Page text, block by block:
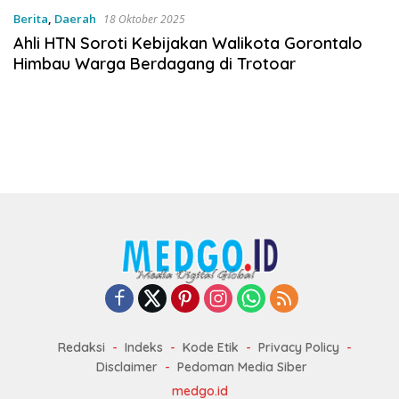
Berita, Daerah 18 Oktober 2025
Ahli HTN Soroti Kebijakan Walikota Gorontalo
Himbau Warga Berdagang di Trotoar
Redaksi Indeks Kode Etik
Privacy Policy
Disclaimer
Pedoman Media Siber
medgo.id